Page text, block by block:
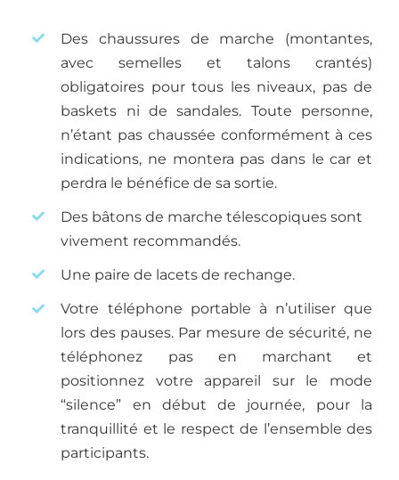
Des chaussures de marche (montantes,
avec semelles et talons crantés)
obligatoires pour tous les niveaux, pas de
baskets ni de sandales. Toute personne,
n’étant pas chaussée conformément à ces
indications, ne montera pas dans le car et
perdra le bénéfice de sa sortie.
Des bâtons de marche télescopiques sont
vivement recommandés.
Une paire de lacets de rechange.
Votre téléphone portable à n’utiliser que
lors des pauses. Par mesure de sécurité, ne
téléphonez pas en marchant et
positionnez votre appareil sur le mode
“silence” en début de journée, pour la
tranquillité et le respect de l’ensemble des
participants.